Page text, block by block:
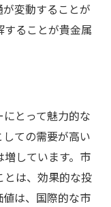
法
リット
ための重要ポ
変動することが
ることが貴金属
とって魅力的な
ての需要が高い
しています。市
とは、効果的な投
は、国際的な市